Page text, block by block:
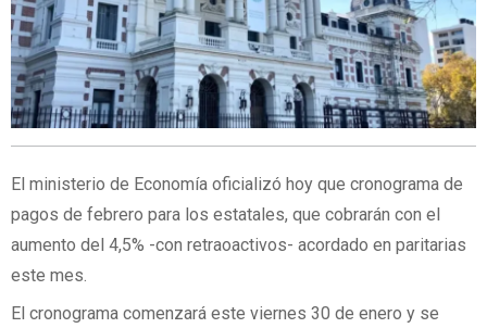
El ministerio de Economía oficializó hoy que cronograma de
pagos de febrero para los estatales, que cobrarán con el
aumento del 4,5% -con retraoactivos- acordado en paritarias
este mes.
El cronograma comenzará este viernes 30 de enero y se